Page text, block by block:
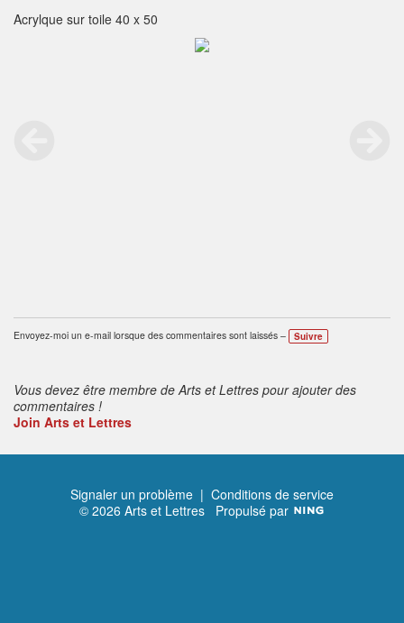
Acrylque sur toile 40 x 50
Envoyez-moi un e-mail lorsque des commentaires sont laissés – Suivre
Vous devez être membre de Arts et Lettres pour ajouter des
commentaires !
Join Arts et Lettres
Signaler un problème | Conditions de service
© 2026 Arts et Lettres Propulsé par